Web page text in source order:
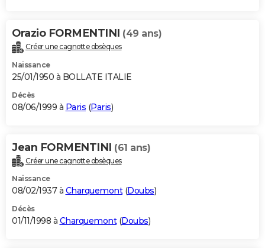
Orazio FORMENTINI (49 ans)
Créer une cagnotte obsèques
Naissance
25/01/1950 à BOLLATE ITALIE
Décès
08/06/1999 à Paris (Paris)
Jean FORMENTINI (61 ans)
Créer une cagnotte obsèques
Naissance
08/02/1937 à Charquemont(Doubs)
Décès
01/11/1998 à Charquemont(Doubs)